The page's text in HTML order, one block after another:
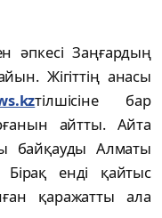
әпкесі Заңғардың
Жігіттің анасы
тілшісіне бар
айтты. Айта
байқауды Алматы
Бірақ енді қайтыс
қаражатты ала